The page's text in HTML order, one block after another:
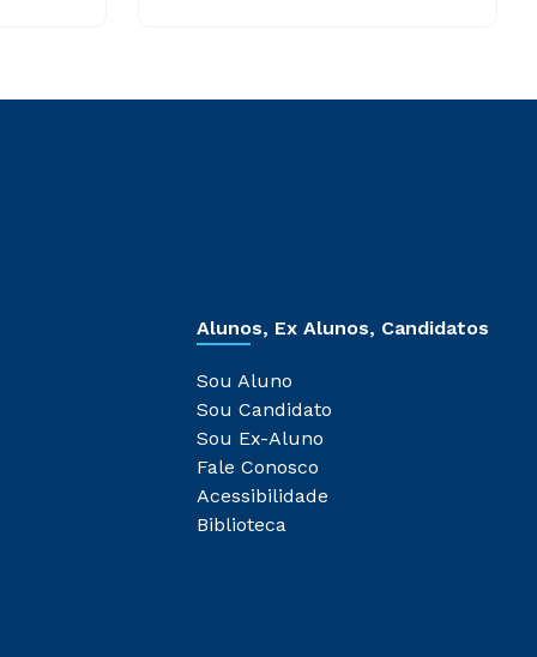
Alunos, Ex Alunos, Candidatos
Sou Aluno
Sou Candidato
Sou Ex-Aluno
Fale Conosco
Acessibilidade
Biblioteca